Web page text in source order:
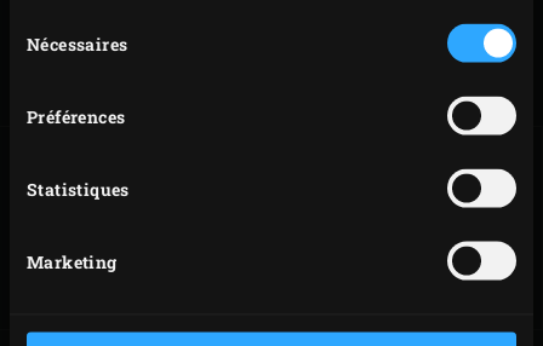
duNécessaires
Préférences
Statistiques
Marketing
Green Egg ! Les ingrédients authentiques et la saveur du
gril se marient à merveille. Posez votre saladier sur la
GAMBAS ET
AIGLEFIN
LÉGUMES
GRILLÉS ET